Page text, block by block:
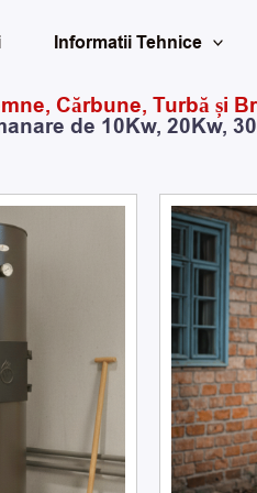
Informatii Tehnice
Cărbune, Turbă și
de 10Kw, 20Kw,